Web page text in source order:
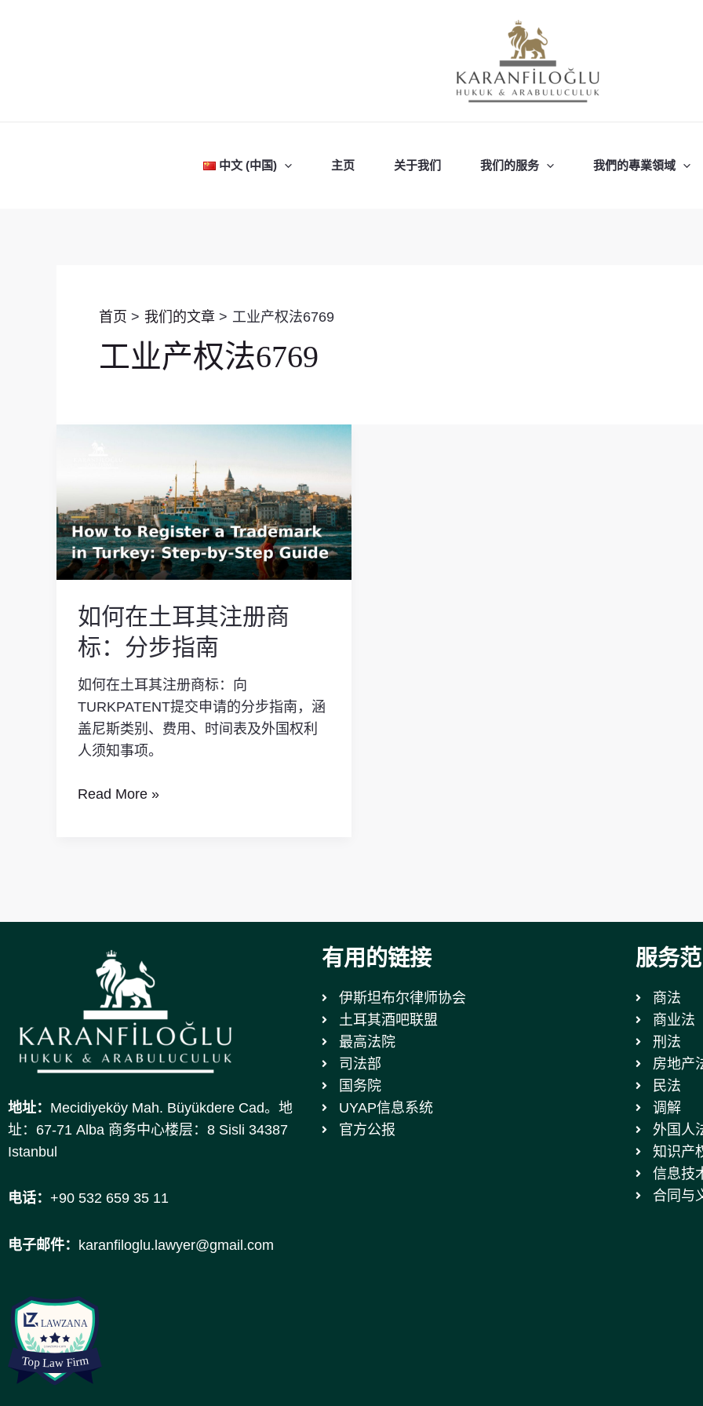
中文 (中国) 主页 关于我们 我们的服务 我們的專業領域
首页 我们的文章 工业产权法6769
工业产权法6769
如何在土耳其注册商
标：分步指南
如何在土耳其注册商标：向
TURKPATENT提交申请的分步指南，涵
盖尼斯类别、费用、时间表及外国权利
人须知事项。
耳
其
注
商
标：
分
步
指
南
Read More »
地址： Mecidiyeköy Mah. Büyükdere Cad。地
址：67-71 Alba 商务中心楼层：8 Sisli 34387
Istanbul
电话： +90 532 659 35 11
电子邮件： karanfiloglu.lawyer@gmail.com
有用的链接
伊斯坦布尔律师协会
土耳其酒吧联盟
最高法院
司法部
国务院
UYAP信息系统
官方公报
服务
商法
商业法
刑法
房地产
民法
调解
外国人
知识产
信息技
合同与